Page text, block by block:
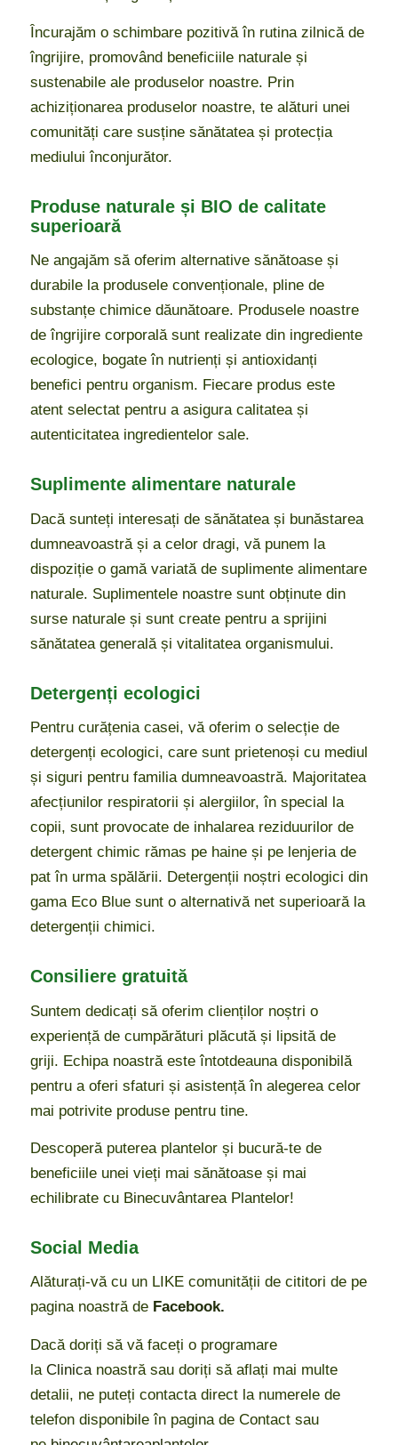
Încurajăm o schimbare pozitivă în rutina zilnică de
îngrijire, promovând beneficiile naturale și
sustenabile ale produselor noastre. Prin
achiziționarea produselor noastre, te alături unei
comunități care susține sănătatea și protecția
mediului înconjurător.
Produse naturale și BIO de calitate
superioară
Ne angajăm să oferim alternative sănătoase și
durabile la produsele convenționale, pline de
substanțe chimice dăunătoare. Produsele noastre
de îngrijire corporală sunt realizate din ingrediente
ecologice, bogate în nutrienți și antioxidanți
benefici pentru organism. Fiecare produs este
atent selectat pentru a asigura calitatea și
autenticitatea ingredientelor sale.
Suplimente alimentare naturale
Dacă sunteți interesați de sănătatea și bunăstarea
dumneavoastră și a celor dragi, vă punem la
dispoziție o gamă variată de suplimente alimentare
naturale. Suplimentele noastre sunt obținute din
surse naturale și sunt create pentru a sprijini
sănătatea generală și vitalitatea organismului.
Detergenți ecologici
Pentru curățenia casei, vă oferim o selecție de
detergenți ecologici, care sunt prietenoși cu mediul
și siguri pentru familia dumneavoastră. Majoritatea
afecțiunilor respiratorii și alergiilor, în special la
copii, sunt provocate de inhalarea reziduurilor de
detergent chimic rămas pe haine și pe lenjeria de
pat în urma spălării. Detergenții noștri ecologici din
gama Eco Blue sunt o alternativă net superioară la
detergenții chimici.
Consiliere gratuită
Suntem dedicați să oferim clienților noștri o
experiență de cumpărături plăcută și lipsită de
griji. Echipa noastră este întotdeauna disponibilă
pentru a oferi sfaturi și asistență în alegerea celor
mai potrivite produse pentru tine.
Descoperă puterea plantelor și bucură-te de
beneficiile unei vieți mai sănătoase și mai
echilibrate cu Binecuvântarea Plantelor!
Social Media
Alăturați-vă cu un LIKE comunității de cititori de pe
pagina noastră de Facebook.
Dacă doriți să vă faceți o programare
la Clinicanoastră sau doriți să aflați mai multe
detalii, ne puteți contacta direct la numerele de
telefon disponibile în pagina de Contact sau